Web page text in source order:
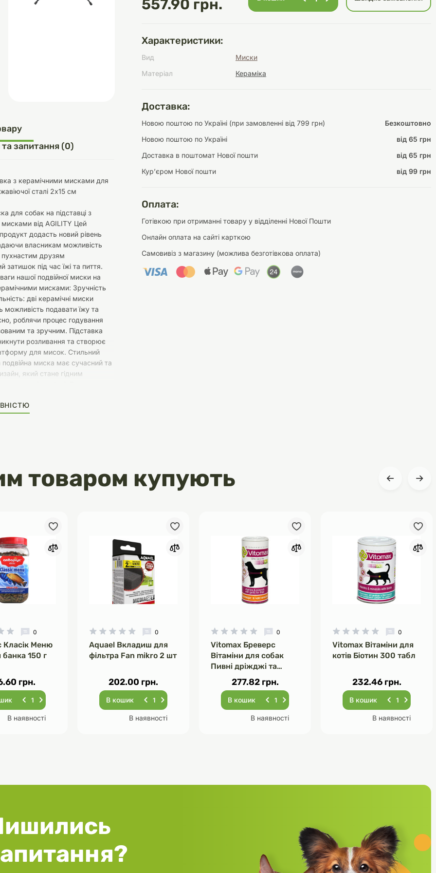
догляду
Переноски
та аскесуари
Інструменти для
догляду
Амуніція
Обігрівачі Освітлення
Засоби для догляду
557.90 грн.
Характеристики:
Вид
Миски
Матеріал
Кераміка
Доставка:
Новою поштою по Україні (при замовленні від 799 грн)
Безкоштовно
Новою поштою по Україні
від 65 грн
Доставка в поштомат Нової пошти
від 65 грн
Курʼєром Нової пошти
від 99 грн
Оплата:
Готівкою при отриманні товару у відділенні Нової Пошти
Онлайн оплата на сайті карткою
Самовивіз з магазину (можлива безготівкова оплата)
та запитання (0)
з керамічними мисками для
сталі 2х15 см
для собак на підставці з
від AGILITY Цей
продукт додасть новий рівень
власникам можливість
пухнастим друзям
затишок під час їжі та пиття.
нашої подвійної миски на
мисками: Зручність
дві керамічні миски
можливість подавати їжу та
роблячи процес годування
та зручним. Підставка
розливання та створює
для мисок. Стильний
миска має сучасний та
який стане гідним
і в спеціалізованих магазинах.
товаром купують
0
Класік Меню
150 г
грн.
В наявності
0
Aquael Вкладиш для
фільтра Fan mikro 2 шт
202.00 грн.
В кошик
В наявності
0
Vitomax Бреверс
Вітаміни для собак
Пивні дріжджі та
Часник 120 табл
277.82 грн.
В кошик
В наявності
0
Vitomax Вітаміни для
котів Біотин 300 табл
232.46 грн.
В кошик
В наявності